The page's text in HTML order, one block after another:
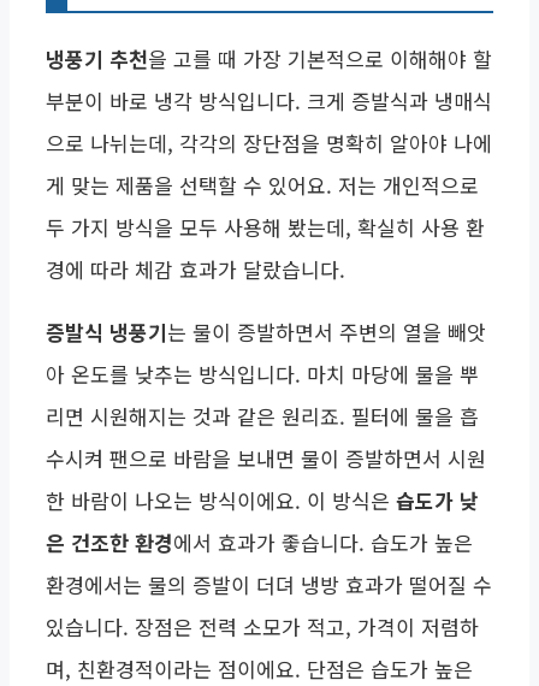
냉풍기 추천을 고를 때 가장 기본적으로 이해해야 할
부분이 바로 냉각 방식입니다. 크게 증발식과 냉매식
으로 나뉘는데, 각각의 장단점을 명확히 알아야 나에
게 맞는 제품을 선택할 수 있어요. 저는 개인적으로
두 가지 방식을 모두 사용해 봤는데, 확실히 사용 환
경에 따라 체감 효과가 달랐습니다.
증발식 냉풍기는 물이 증발하면서 주변의 열을 빼앗
아 온도를 낮추는 방식입니다. 마치 마당에 물을 뿌
리면 시원해지는 것과 같은 원리죠. 필터에 물을 흡
수시켜 팬으로 바람을 보내면 물이 증발하면서 시원
한 바람이 나오는 방식이에요. 이 방식은 습도가 낮
은 건조한 환경에서 효과가 좋습니다. 습도가 높은
환경에서는 물의 증발이 더뎌 냉방 효과가 떨어질 수
있습니다. 장점은 전력 소모가 적고, 가격이 저렴하
며, 친환경적이라는 점이에요. 단점은 습도가 높은